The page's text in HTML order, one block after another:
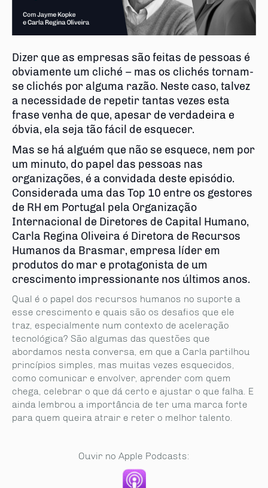
Dizer que as empresas são feitas de pessoas é
obviamente um cliché – mas os clichés tornam-
se clichés por alguma razão. Neste caso, talvez
a necessidade de repetir tantas vezes esta
frase venha de que, apesar de verdadeira e
óbvia, ela seja tão fácil de esquecer.
Mas se há alguém que não se esquece, nem por
um minuto, do papel das pessoas nas
organizações, é a convidada deste episódio.
Considerada uma das Top 10 entre os gestores
de RH em Portugal pela Organização
Internacional de Diretores de Capital Humano,
Carla Regina Oliveira é Diretora de Recursos
Humanos da Brasmar, empresa líder em
produtos do mar e protagonista de um
crescimento impressionante nos últimos anos.
Qual é o papel dos recursos humanos no suporte a
esse crescimento e quais são os desafios que ele
traz, especialmente num contexto de aceleração
tecnológica? São algumas das questões que
abordamos nesta conversa, em que a Carla partilhou
princípios simples, mas muitas vezes esquecidos,
como comunicar e envolver, aprender com quem
chega, celebrar o que dá certo e ajustar o que falha. E
ainda lembrou a importância de ter uma marca forte
para quem queira atrair e reter o melhor talento.
Ouvir no Apple Podcasts: